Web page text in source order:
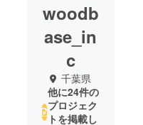
woodb
ase_in
c
千葉県
他に24件の
プロジェク
トを掲載し